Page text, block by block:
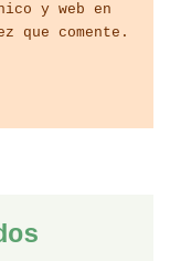
y web en
que comente.